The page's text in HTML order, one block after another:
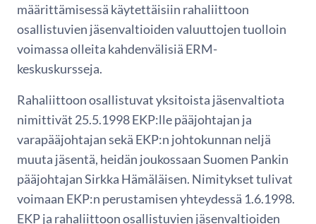
määrittämisessä käytettäisiin rahaliittoon
osallistuvien jäsenvaltioiden valuuttojen tuolloin
voimassa olleita kahdenvälisiä ERM-
keskuskursseja.
Rahaliittoon osallistuvat yksitoista jäsenvaltiota
nimittivät 25.5.1998 EKP:lle pääjohtajan ja
varapääjohtajan sekä EKP:n johtokunnan neljä
muuta jäsentä, heidän joukossaan Suomen Pankin
pääjohtajan Sirkka Hämäläisen. Nimitykset tulivat
voimaan EKP:n perustamisen yhteydessä 1.6.1998.
EKP ja rahaliittoon osallistuvien jäsenvaltioiden